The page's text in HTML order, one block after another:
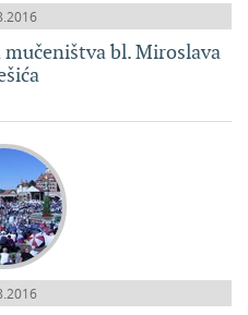
bl. Miroslava